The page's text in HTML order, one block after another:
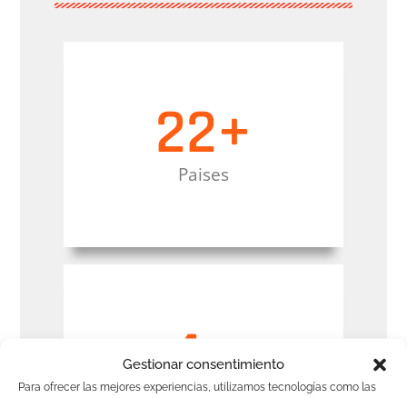
Gestionar consentimiento
Para ofrecer las mejores experiencias, utilizamos tecnologías como las
Paises
22+
4+